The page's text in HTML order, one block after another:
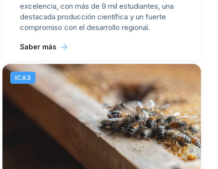
excelencia, con más de 9 mil estudiantes, una
destacada producción científica y un fuerte
compromiso con el desarrollo regional.
Saber más
ICA3